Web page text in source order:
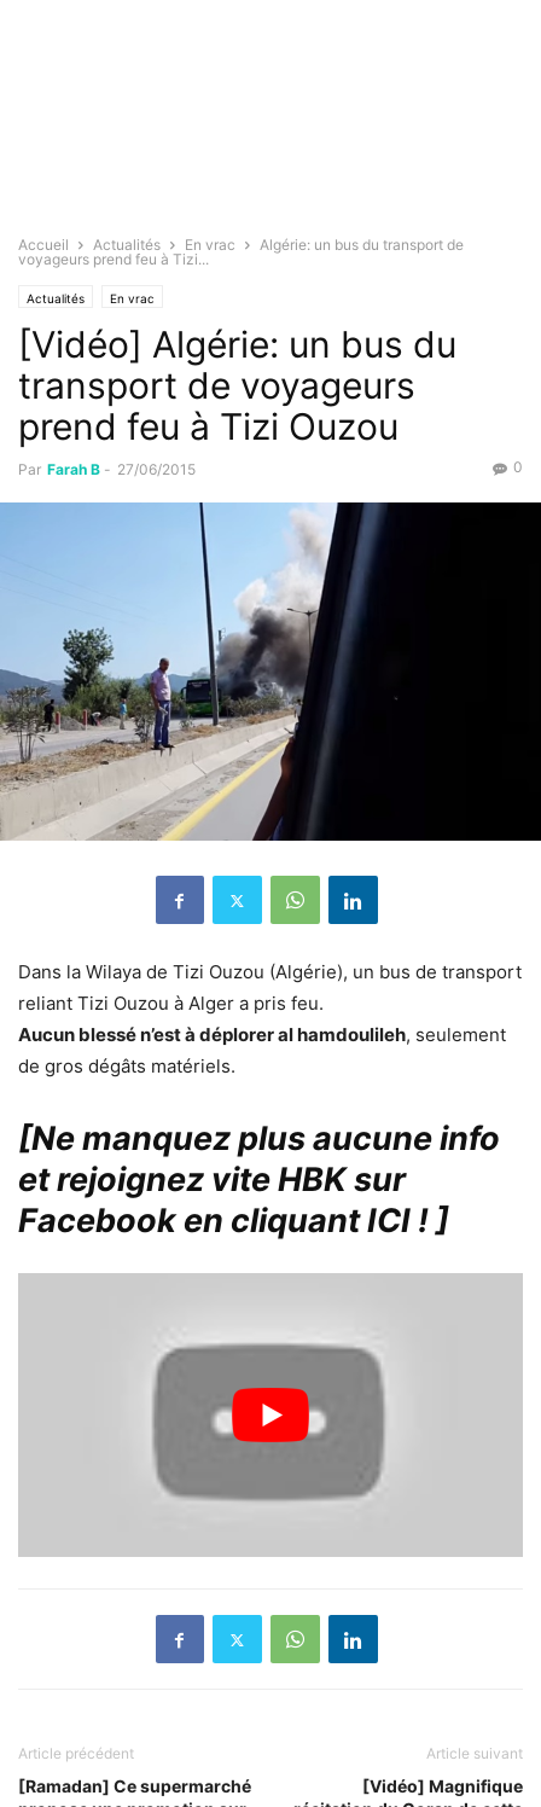
Accueil Actualités En vrac
Algérie: un bus du transport de
voyageurs prend feu à Tizi...
Actualités En vrac
[Vidéo] Algérie: un bus du
transport de voyageurs
prend feu à Tizi Ouzou
Par Farah B - 27/06/2015 0
Dans la Wilaya de Tizi Ouzou (Algérie), un bus de transport
reliant Tizi Ouzou à Alger a pris feu.
Aucun blessé n’est à déplorer al hamdoulileh, seulement
de gros dégâts matériels.
[Ne manquez plus aucune info
et rejoignez vite HBK sur
Facebook en cliquant ICI !]
Article précédent
[Ramadan] Ce supermarché
Article suivant
[Vidéo] Magnifique